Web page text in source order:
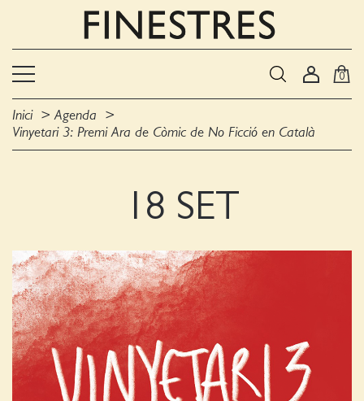
0
Inici
Agenda
Vinyetari 3: Premi Ara de Còmic de No Ficció en Català
18 SET